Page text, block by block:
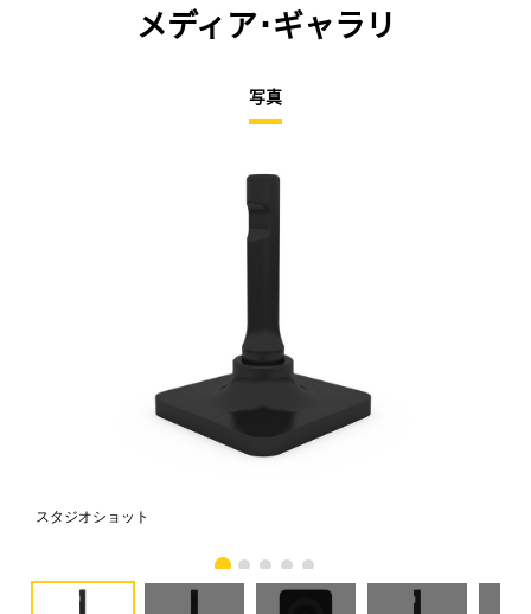
メディア･ギャラリ
写真
スタジオショット